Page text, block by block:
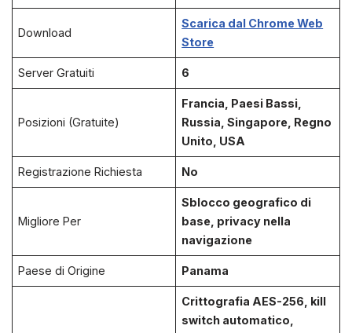
Download
Scarica dal Chrome Web
Store
Server Gratuiti 6
Posizioni (Gratuite)
Francia, Paesi Bassi,
Russia, Singapore, Regno
Unito, USA
Registrazione Richiesta No
Migliore Per
Sblocco geografico di
base, privacy nella
navigazione
Paese di Origine Panama
Crittografia AES-256, kill
switch automatico,